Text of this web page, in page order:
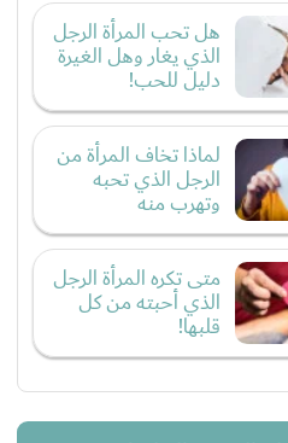
هل تحب المرأة الرجل
الذي يغار وهل الغيرة
دليل للحب!
لماذا تخاف المرأة من
الرجل الذي تحبه
وتهرب منه
متى تكره المرأة الرجل
الذي أحبته من كل
قلبها!